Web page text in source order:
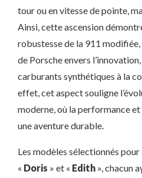
tour ou en vitesse de pointe,
Ainsi, cette ascension
robustesse de la 911 modifiée,
de Porsche envers
carburants synthétiques à la
effet, cet aspect souligne
moderne, où la performance et
une aventure durable.
Les modèles sélectionnés
« Doris » et « Edith », chacun